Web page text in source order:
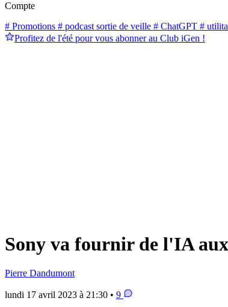
Compte
# Promotions # podcast sortie de veille # ChatGPT #
Profitez de l'été pour vous abonner au Club iGen !
Sony va fournir de l'IA
Pierre Dandumont
lundi 17 avril 2023 à 21:30 • 9